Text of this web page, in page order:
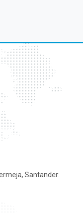
Santander.